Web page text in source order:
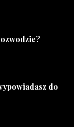
do